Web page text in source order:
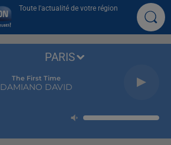
Toute l'actualité de votre région
The First Time
DAMIANO DAVID
PARIS